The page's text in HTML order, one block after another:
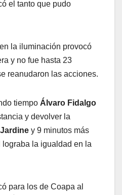
el tanto que pudo
la iluminación provocó
y no fue hasta 23
reanudaron las acciones.
tiempo Álvaro Fidalgo
y devolver la
Jardine y 9 minutos más
la igualdad en la
para los de Coapa al